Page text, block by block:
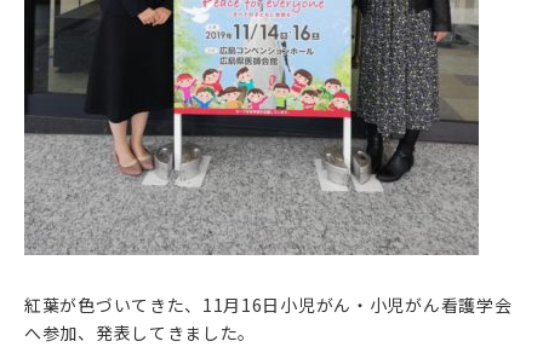
紅葉が色づいてきた、11月16日小児がん・小児がん看護学会
へ参加、発表してきました。